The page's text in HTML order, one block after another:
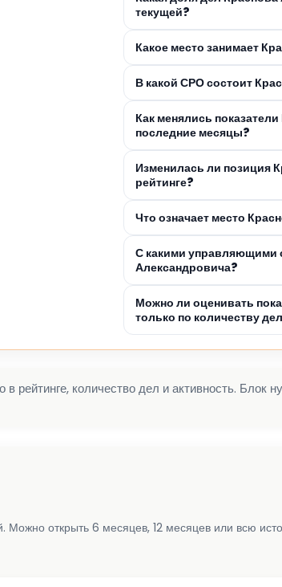
текущей?
Какое место занимает
В какой СРО состоит
Как менялись
последние месяцы?
Изменилась ли позиция
рейтинге?
Что означает место
С какими управляющими
Александровича?
Можно ли оценивать
только по количеству
количество дел и активность. Блок
Можно открыть 6 месяцев, 12 месяцев или всю